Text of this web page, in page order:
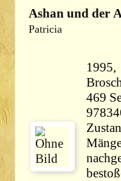
Ashan und der
Patricia
469 Seiten